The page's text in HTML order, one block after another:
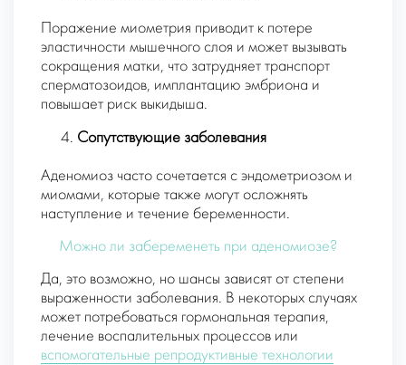
Поражение миометрия приводит к потере
эластичности мышечного слоя и может вызывать
сокращения матки, что затрудняет транспорт
сперматозоидов, имплантацию эмбриона и
повышает риск выкидыша.
Сопутствующие заболевания
Аденомиоз часто сочетается с эндометриозом и
миомами, которые также могут осложнять
наступление и течение беременности.
Можно ли забеременеть при аденомиозе?
Да, это возможно, но шансы зависят от степени
выраженности заболевания. В некоторых случаях
может потребоваться гормональная терапия,
лечение воспалительных процессов или
вспомогательные репродуктивные технологии